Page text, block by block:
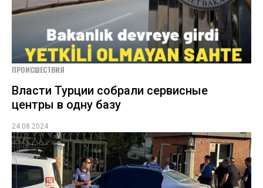
ПРОИСШЕСТВИЯ
Власти Турции собрали сервисные
центры в одну базу
24.08.2024